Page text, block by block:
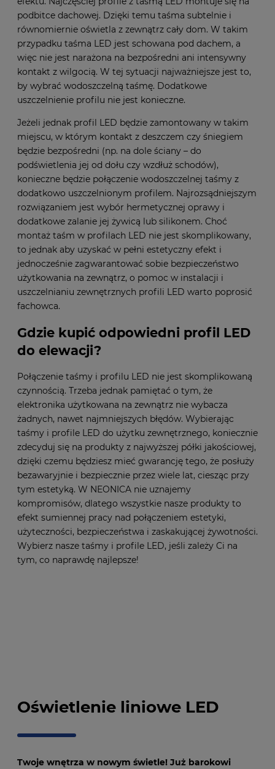
podbitce dachowej. Dzięki temu taśma subtelnie i
równomiernie oświetla z zewnątrz cały dom. W takim
przypadku taśma LED jest schowana pod dachem, a
więc nie jest narażona na bezpośredni ani intensywny
kontakt z wilgocią. W tej sytuacji najważniejsze jest to,
by wybrać wodoszczelną taśmę. Dodatkowe
uszczelnienie profilu nie jest konieczne.
Jeżeli jednak profil LED będzie zamontowany w takim
miejscu, w którym kontakt z deszczem czy śniegiem
będzie bezpośredni (np. na dole ściany – do
podświetlenia jej od dołu czy wzdłuż schodów),
konieczne będzie połączenie wodoszczelnej taśmy z
dodatkowo uszczelnionym profilem. Najrozsądniejszym
rozwiązaniem jest wybór hermetycznej oprawy i
dodatkowe zalanie jej żywicą lub silikonem. Choć
montaż taśm w profilach LED nie jest skomplikowany,
to jednak aby uzyskać w pełni estetyczny efekt i
jednocześnie zagwarantować sobie bezpieczeństwo
użytkowania na zewnątrz, o pomoc w instalacji i
uszczelnianiu zewnętrznych profili LED warto poprosić
fachowca.
Gdzie kupić odpowiedni profil LED
do elewacji?
Połączenie taśmy i profilu LED nie jest skomplikowaną
czynnością. Trzeba jednak pamiętać o tym, że
elektronika użytkowana na zewnątrz nie wybacza
żadnych, nawet najmniejszych błędów. Wybierając
taśmy i profile LED do użytku zewnętrznego, koniecznie
zdecyduj się na produkty z najwyższej półki jakościowej,
dzięki czemu będziesz mieć gwarancję tego, że posłuży
bezawaryjnie i bezpiecznie przez wiele lat, ciesząc przy
tym estetyką. W NEONICA nie uznajemy
kompromisów, dlatego wszystkie nasze produkty to
efekt sumiennej pracy nad połączeniem estetyki,
użyteczności, bezpieczeństwa i zaskakującej żywotności.
Wybierz nasze taśmy i profile LED, jeśli zależy Ci na
tym, co naprawdę najlepsze!
Oświetlenie liniowe LED
Twoje wnętrza w nowym świetle! Już barokowi